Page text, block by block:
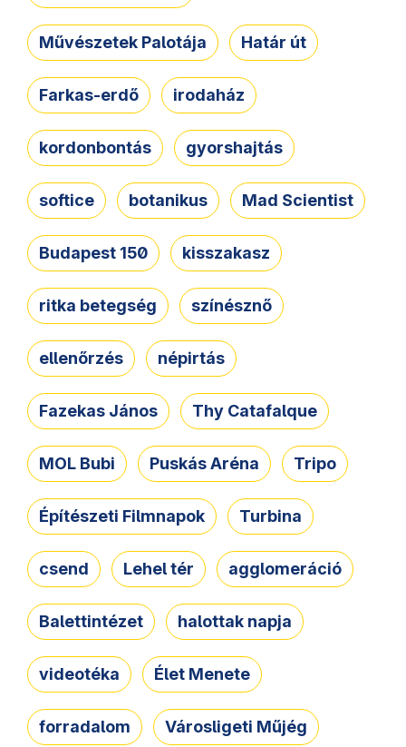
Művészetek Palotája Határ út
Farkas-erdő irodaház
kordonbontás gyorshajtás
softice botanikus Mad Scientist
Budapest 150 kisszakasz
ritka betegség színésznő
ellenőrzés népirtás
Fazekas János Thy Catafalque
MOL Bubi Puskás Aréna Tripo
Építészeti Filmnapok Turbina
csend Lehel tér agglomeráció
Balettintézet halottak napja
videotéka Élet Menete
forradalom Városligeti Műjég